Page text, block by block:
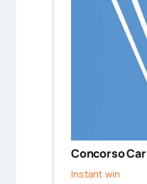
Concorso
Instant win